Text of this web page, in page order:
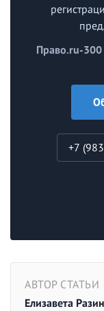
Право.ru-300
+7
АВТОР СТАТЬИ
Елизавета